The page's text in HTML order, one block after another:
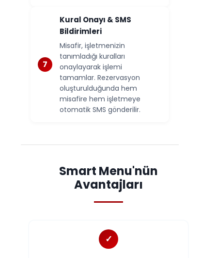
Kural Onayı & SMS
Bildirimleri
Misafir, işletmenizin
tanımladığı kuralları
onaylayarak işlemi
tamamlar. Rezervasyon
oluşturulduğunda hem
misafire hem işletmeye
otomatik SMS gönderilir.
Smart Menu'nün
Avantajları